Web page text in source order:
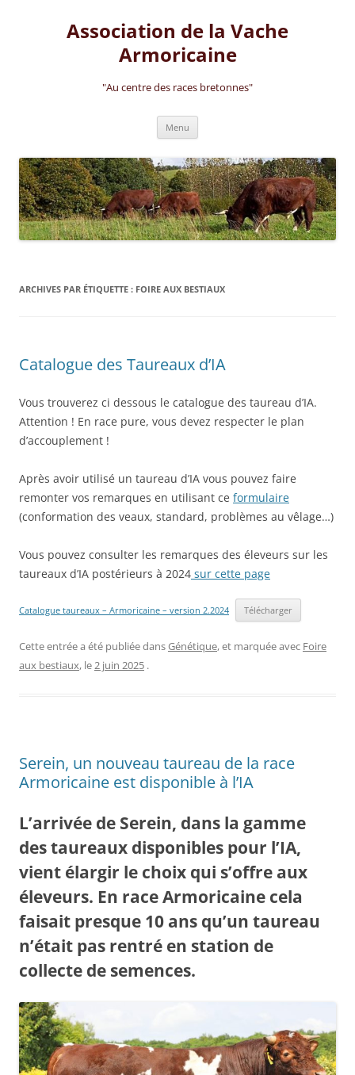
Association de la Vache
Armoricaine
"Au centre des races bretonnes"
Menu
ARCHIVES PAR ÉTIQUETTE : FOIRE AUX BESTIAUX
Catalogue des Taureaux d’IA
Vous trouverez ci dessous le catalogue des taureau d’IA.
Attention ! En race pure, vous devez respecter le plan
d’accouplement !
Après avoir utilisé un taureau d’IA vous pouvez faire
remonter vos remarques en utilisant ce formulaire
(conformation des veaux, standard, problèmes au vêlage…)
Vous pouvez consulter les remarques des éleveurs sur les
taureaux d’IA postérieurs à 2024 sur cette page
Catalogue taureaux – Armoricaine – version 2.2024 Télécharger
Cette entrée a été publiée dansGénétique, et marquée avec Foire
aux bestiaux, le2 juin 2025 .
Serein, un nouveau taureau de la race
Armoricaine est disponible à l’IA
L’arrivée de Serein, dans la gamme
des taureaux disponibles pour l’IA,
vient élargir le choix qui s’offre aux
éleveurs. En race Armoricaine cela
faisait presque 10 ans qu’un taureau
n’était pas rentré en station de
collecte de semences.